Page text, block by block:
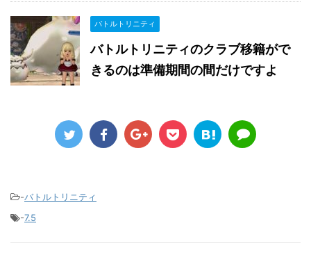
バトルトリニティ
バトルトリニティのクラブ移籍がで
きるのは準備期間の間だけですよ
-バトルトリニティ
-7.5